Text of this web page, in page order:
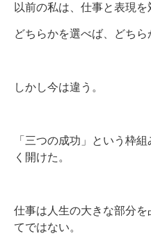
以前の私は、仕事と表現を
どちらかを選べば、どちら
しかし今は違う。
「三つの成功」という枠
く開けた。
仕事は人生の大きな部分
てではない。